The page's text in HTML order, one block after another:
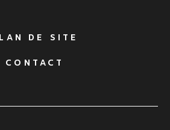
DE SITE
CONTACT